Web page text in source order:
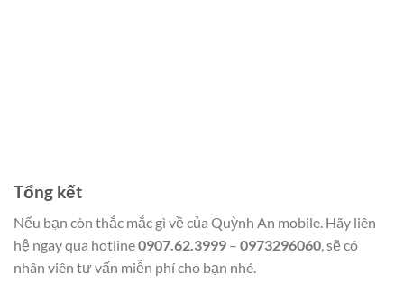
Tổng kết
Nếu bạn còn thắc mắc gì về của Quỳnh An mobile. Hãy liên
hệ ngay qua hotline0907.62.3999 – 0973296060, sẽ có
nhân viên tư vấn miễn phí cho bạn nhé.